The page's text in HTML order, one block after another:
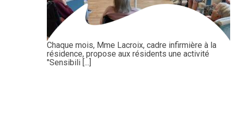
Chaque mois, Mme Lacroix, cadre infirmière à la
résidence, propose aux résidents une activité
"Sensibili [...]